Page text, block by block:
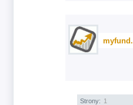
Strony: 1